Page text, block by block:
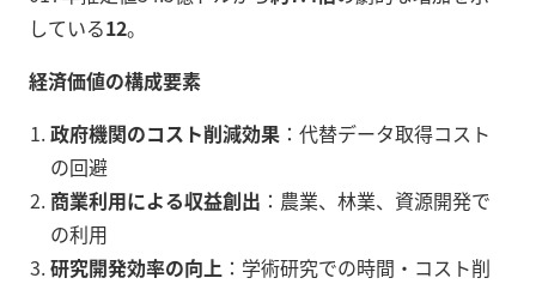
している12。
経済価値の構成要素
政府機関のコスト削減効果 ：代替データ取得コスト
の回避
商業利用による収益創出 ：農業、林業、資源開発で
の利用
研究開発効率の向上 ：学術研究での時間・コスト削